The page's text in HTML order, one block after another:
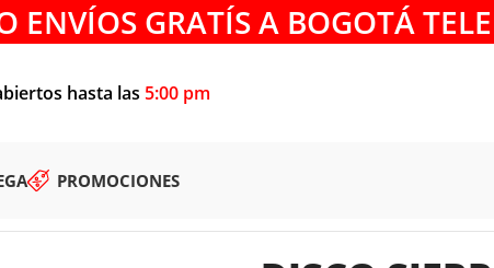
ENVÍOS GRATÍS A BOGOTÁ
hasta las 5:00 pm
PROMOCIONES